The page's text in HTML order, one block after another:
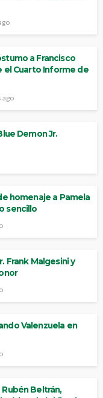
a Francisco
el Cuarto Informe de
ago
Demon Jr.
homenaje a Pamela
sencillo
Frank Malgesini y
Valenzuela en
Beltrán,